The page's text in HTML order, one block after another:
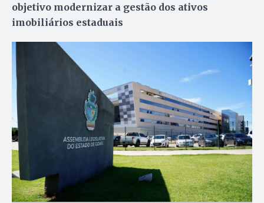
objetivo modernizar a gestão dos ativos
imobiliários estaduais